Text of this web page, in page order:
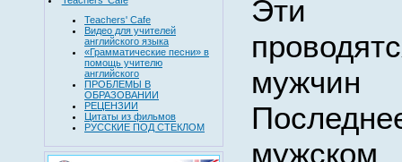
Teachers' Cafe
Видео для учителей
английского языка
«Грамматические песни» в
помощь учителю
английского
ПРОБЛЕМЫ В
ОБРАЗОВАНИИ
РЕЦЕНЗИИ
Цитаты из фильмов
РУССКИЕ ПОД СТЕКЛОМ
Эти
мужском